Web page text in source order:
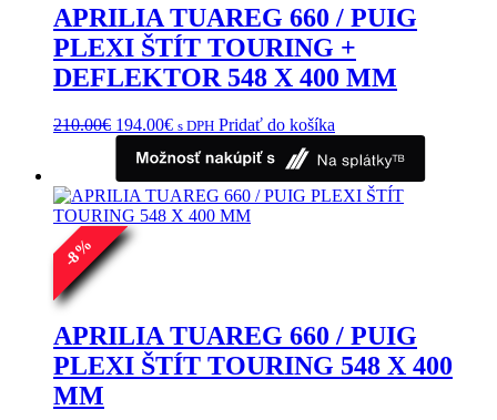
produktu.
APRILIA TUAREG 660 / PUIG
PLEXI ŠTÍT TOURING +
DEFLEKTOR 548 X 400 MM
210.00€ Pôvodná
cena
bola:
210.00€.
194.00€Aktuálna
je:
194.00€.
s DPH Pridať do košíka
-
8
%
APRILIA TUAREG 660 / PUIG
PLEXI ŠTÍT TOURING 548 X 400
MM